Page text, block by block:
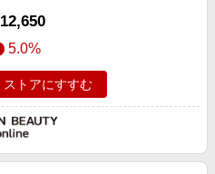
12,650
5.0%
ストアにすすむ